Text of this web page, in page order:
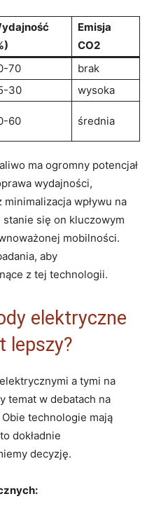
Emisja
CO2
70
brak
30
wysoka
60 średnia
ma‍ ogromny potencjał
wydajności,
wpływu na
się on kluczowym
mobilności.⁣
aby
z tej technologii.
elektryczne
lepszy?
a tymi na
‌temat w ⁤debatach​ na
technologie mają⁣
dokładnie
decyzję.